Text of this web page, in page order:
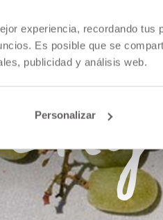
experiencia, recordando
Es posible que se
publicidad y análisis web.
Personalizar